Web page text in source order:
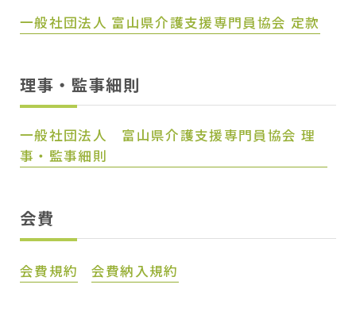
一般社団法人 富山県介護支援専門員協会 定款
理事・監事細則
一般社団法人 富山県介護支援専門員協会 理
事・監事細則
会費
会費規約 会費納入規約